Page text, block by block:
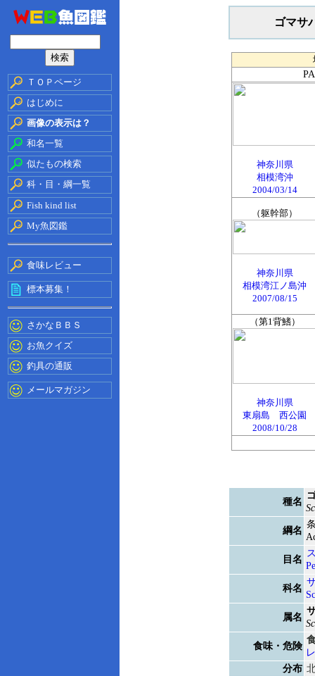
ＴＯＰページ
はじめに
画像の表示は？
和名一覧
似たもの検索
科・目・綱一覧
Fish kind list
My魚図鑑
食味レビュー
標本募集！
さかなＢＢＳ
お魚クイズ
釣具の通販
メールマガジン
ゴマサ
神奈川県
相模湾沖
2004/03/14
（躯幹部）
神奈川県
相模湾江ノ島沖
2007/08/15
（第1背鰭）
神奈川県
東扇島 西公園
2008/10/28
種名
綱名
目名
科名
属名
食味・危険
分布